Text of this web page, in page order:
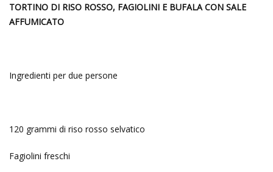
TORTINO DI RISO ROSSO, FAGIOLINI E BUFALA CON SALE
AFFUMICATO
Ingredienti per due persone
120 grammi di riso rosso selvatico
Fagiolini freschi